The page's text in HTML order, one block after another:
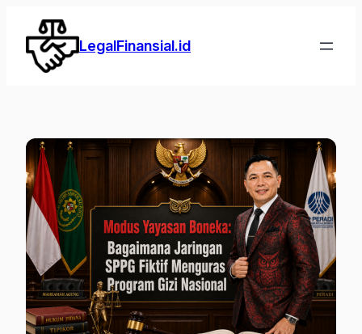
Lewati
konten
LegalFinansial.id